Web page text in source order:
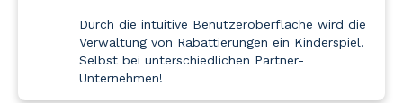
Durch die intuitive Benutzeroberfläche wird die
Verwaltung von Rabattierungen ein Kinderspiel.
Selbst bei unterschiedlichen Partner-
Unternehmen!